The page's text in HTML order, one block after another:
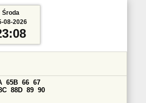
65B 66 67
88D 89 90
Środa
08-2026